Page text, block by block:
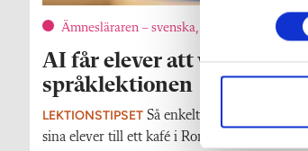
y
e
s
Ämnesläraren – svenska, SO, språk
AI får elever att våga prata
språklektionen
LEKTIONSTIPSET Så enkelt förflyttar
sina elever till ett kafé i Rom.